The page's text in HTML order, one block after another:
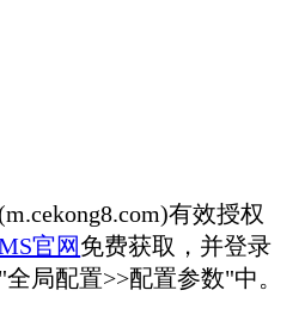
有效授权
官网免费获取，并登录
局配置>>配置参数"中。